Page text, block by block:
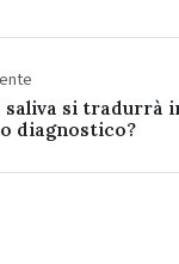
saliva si tradurrà
diagnostico?